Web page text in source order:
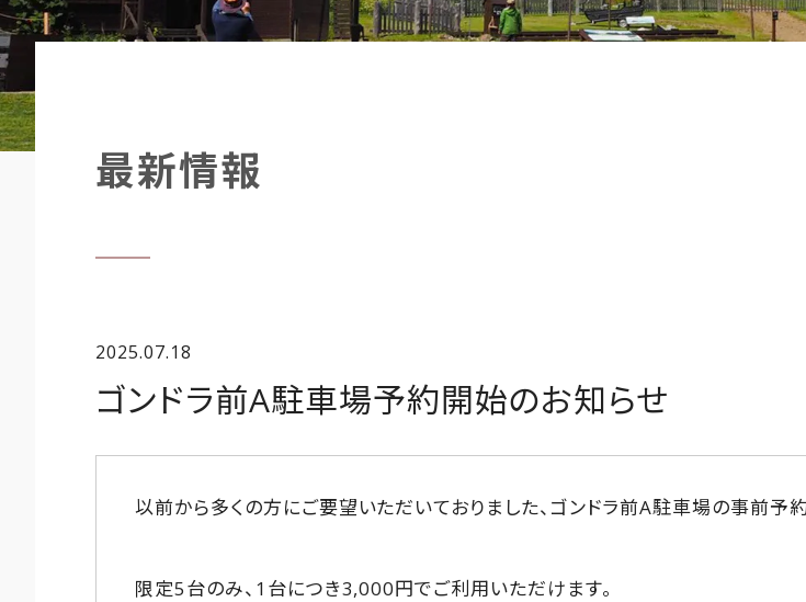
最新情報
2025.07.18
ゴンドラ前A駐車場予約開始のお知らせ
以前から多くの方にご要望いただいておりました、ゴンドラ前A駐車場の事前予
限定5台のみ、1台につき3,000円でご利用いただけます。